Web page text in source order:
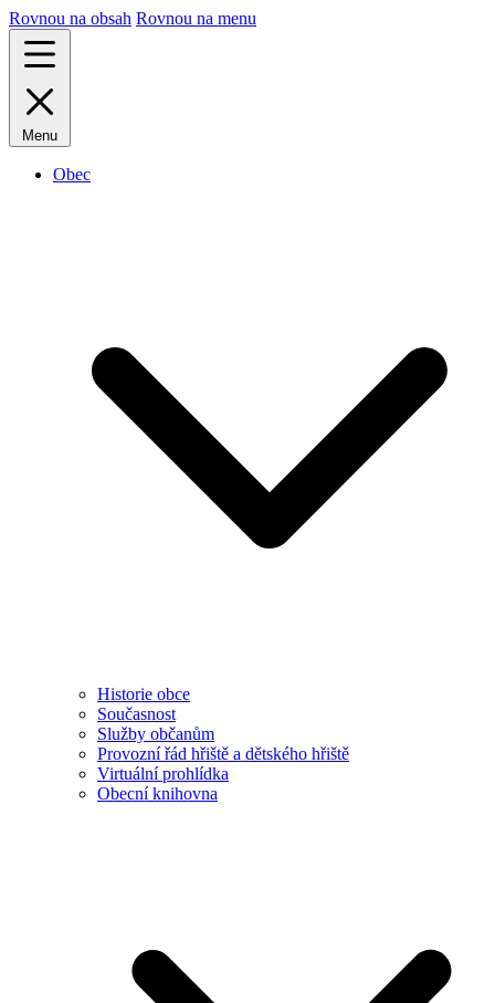
Rovnou na obsah Rovnou na menu
Menu
Obec
Historie obce
Současnost
Služby občanům
Provozní řád hřiště a dětského hřiště
Virtuální prohlídka
Obecní knihovna